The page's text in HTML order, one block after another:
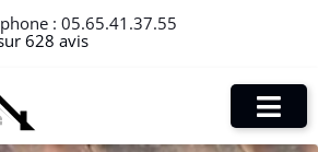
: 05.65.41.37.55
628 avis